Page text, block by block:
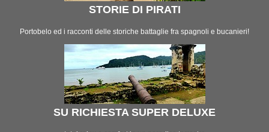
STORIE DI PIRATI
Portobelo ed i racconti delle storiche battaglie fra spagnoli e bucanieri!
SU RICHIESTA SUPER DELUXE